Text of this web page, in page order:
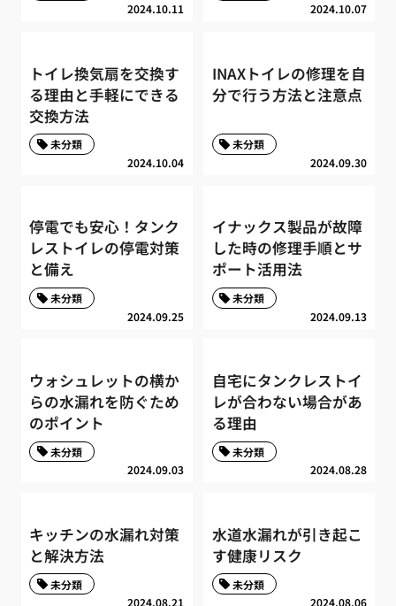
2024.10.11 2024.10.07
トイレ換気扇を交換す
る理由と手軽にできる
交換方法
2024.10.04
未分類
INAXトイレの修理を自
分で行う方法と注意点
2024.09.30
未分類
停電でも安心！タンク
レストイレの停電対策
と備え
2024.09.25
未分類
イナックス製品が故障
した時の修理手順とサ
ポート活用法
2024.09.13
未分類
ウォシュレットの横か
らの水漏れを防ぐため
のポイント
2024.09.03
未分類
自宅にタンクレストイ
レが合わない場合があ
る理由
2024.08.28
未分類
キッチンの水漏れ対策
と解決方法
2024.08.21
未分類
水道水漏れが引き起こ
す健康リスク
2024.08.06
未分類